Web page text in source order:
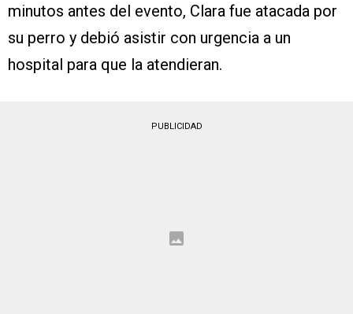
minutos antes del evento, Clara fue atacada por
su perro y debió asistir con urgencia a un
hospital para que la atendieran.
PUBLICIDAD